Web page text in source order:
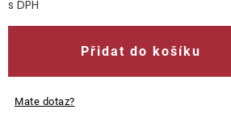
Kontakty
Přidat do košíku
Mate dotaz?